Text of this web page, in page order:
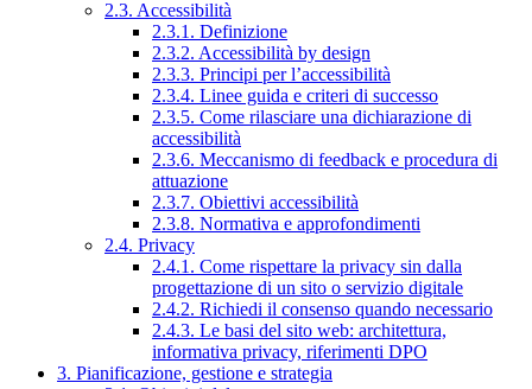
2.3. Accessibilità
2.3.1. Definizione
2.3.2. Accessibilità by design
2.3.3. Principi per l’accessibilità
2.3.4. Linee guida e criteri di successo
2.3.5. Come rilasciare una dichiarazione di
accessibilità
2.3.6. Meccanismo di feedback e procedura di
attuazione
2.3.7. Obiettivi accessibilità
2.3.8. Normativa e approfondimenti
2.4. Privacy
2.4.1. Come rispettare la privacy sin dalla
progettazione di un sito o servizio digitale
2.4.2. Richiedi il consenso quando necessario
2.4.3. Le basi del sito web: architettura,
informativa privacy, riferimenti DPO
3. Pianificazione, gestione e strategia